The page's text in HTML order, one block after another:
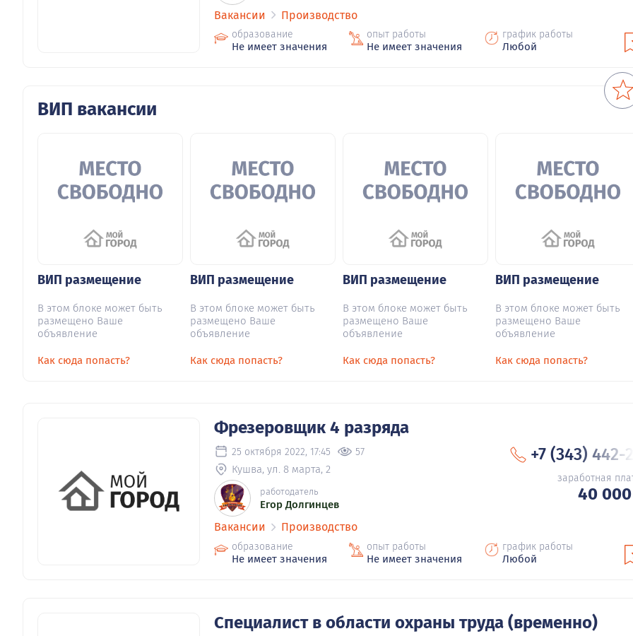
Вакансии Производство
образование
Не имеет значения
опыт работы
Не имеет значения
график работы
Любой
ВИП вакансии
ВИП размещение
В этом блоке может быть
размещено Ваше
объявление
Как сюда попасть?
ВИП размещение
В этом блоке может быть
размещено Ваше
объявление
Как сюда попасть?
ВИП размещение
В этом блоке может быть
размещено Ваше
объявление
Как сюда попасть?
ВИП размещение
В этом блоке может быть
размещено Ваше
объявление
Как сюда попасть?
Фрезеровщик 4 разряда
25 октября 2022, 17:45 57
Кушва, ул. 8 марта, 2
работодатель
Егор Долгинцев
Вакансии Производство
+7 (343) 442-21
заработная
40 000
образование
Не имеет значения
опыт работы
Не имеет значения
график работы
Любой
Специалист в области охраны труда (временно)